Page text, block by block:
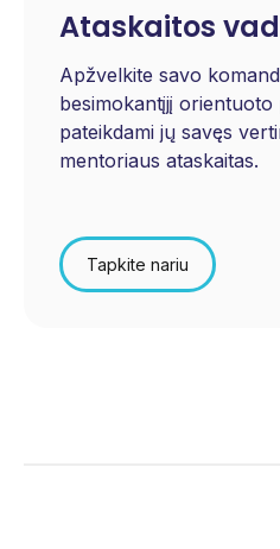
Ataskaitos
Apžvelkite savo
besimokantįjį orientuoto
pateikdami jų savęs
mentoriaus ataskaitas.
Tapkite nariu